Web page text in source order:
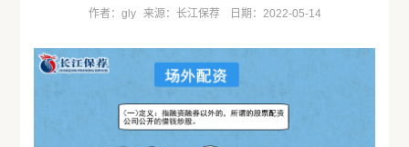
作者：gly 来源：长江保荐 日期：2022-05-14